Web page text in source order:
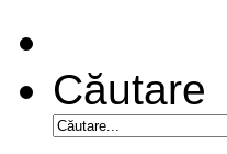
Căutare